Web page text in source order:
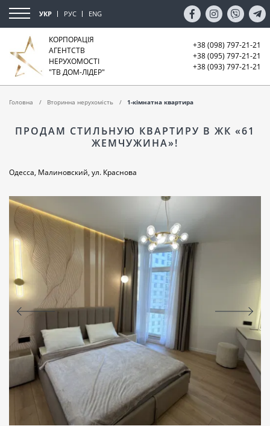
УКР РУС ENG
КОРПОРАЦІЯ
АГЕНТСТВ
НЕРУХОМОСТІ
"ТВ ДОМ-ЛІДЕР"
+38 (098) 797-21-21
+38 (095) 797-21-21
+38 (093) 797-21-21
Головна Вторинна нерухомість 1-кімнатна квартира
ПРОДАМ СТИЛЬНУЮ КВАРТИРУ В ЖК «61
ЖЕМЧУЖИНА»!
Одесса, Малиновский, ул. Краснова